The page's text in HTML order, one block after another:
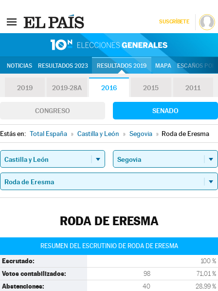
SUSCRÍBETE
NOTICIAS RESULTADOS 2023 RESULTADOS 2019 MAPA ESCAÑOS
2019 2019-28A 2016 2015 2011
CONGRESO SENADO
Estás en: Total España » Castilla y León » Segovia » Roda de Eresma
RODA DE ERESMA
RESUMEN DEL ESCRUTINIO DE RODA DE ERESMA
Escrutado: 100 %
Votos contabilizados: 98 71,01 %
Abstenciones: 40 28,99 %